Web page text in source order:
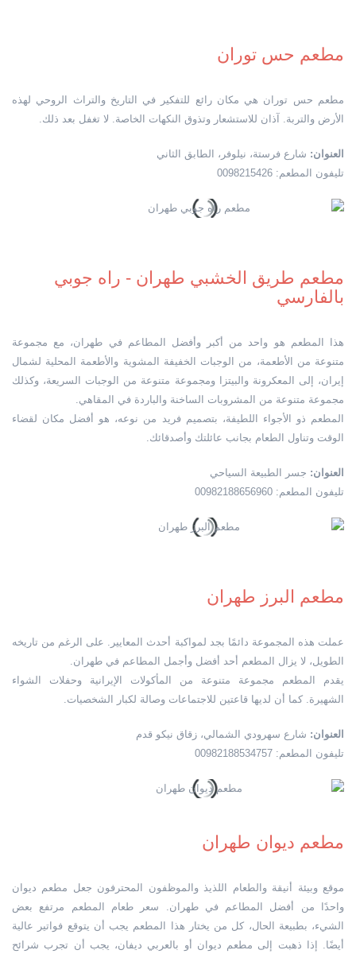
مطعم حس توران
مطعم حس توران هي مكان رائع للتفكير في التاريخ والتراث الروحي لهذه
الأرض والتربة. آذان للاستشعار وتذوق النكهات الخاصة. لا تغفل بعد ذلك.
العنوان: شارع فرستة، نيلوفر، الطابق الثاني
تليفون المطعم: 0098215426
مطعم طريق الخشبي طهران - راه جوبي
بالفارسي
هذا المطعم هو واحد من أكبر وأفضل المطاعم في طهران، مع مجموعة
متنوعة من الأطعمة، من الوجبات الخفيفة المشوية والأطعمة المحلية لشمال
إيران، إلى المعكرونة والبيتزا ومجموعة متنوعة من الوجبات السريعة، وكذلك
مجموعة متنوعة من المشروبات الساخنة والباردة في المقاهي.
المطعم ذو الأجواء اللطيفة، بتصميم فريد من نوعه، هو أفضل مكان لقضاء
الوقت وتناول الطعام بجانب عائلتك وأصدقائك.
العنوان: جسر الطبيعة السياحي
تليفون المطعم: 00982188656960
مطعم البرز طهران
عملت هذه المجموعة دائمًا بجد لمواكبة أحدث المعايير. على الرغم من تاريخه
الطويل، لا يزال المطعم أحد أفضل وأجمل المطاعم في طهران.
يقدم المطعم مجموعة متنوعة من المأكولات الإيرانية وحفلات الشواء
الشهيرة. كما أن لديها قاعتين للاجتماعات وصالة لكبار الشخصيات.
العنوان: شارع سهرودي الشمالي، زقاق نيكو قدم
تليفون المطعم: 00982188534757
مطعم ديوان طهران
موقع وبيئة أنيقة والطعام اللذيذ والموظفون المحترفون جعل مطعم ديوان
واحدًا من أفضل المطاعم في طهران. سعر طعام المطعم مرتفع بعض
الشيء، بطبيعة الحال، كل من يختار هذا المطعم يجب أن يتوقع فواتير عالية
أيضًا. إذا ذهبت إلى مطعم ديوان أو بالعربي ديفان، يجب أن تجرب شرائح